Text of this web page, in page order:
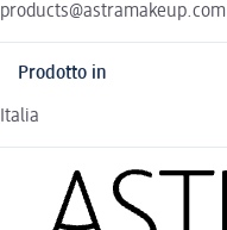
products@astramakeup.com
Prodotto in
Italia